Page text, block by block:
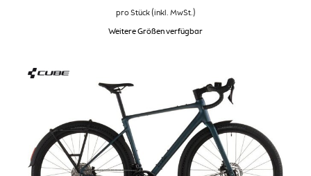
pro Stück (inkl. MwSt.)
Weitere Größen verfügbar